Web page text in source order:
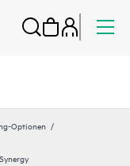
Optionen